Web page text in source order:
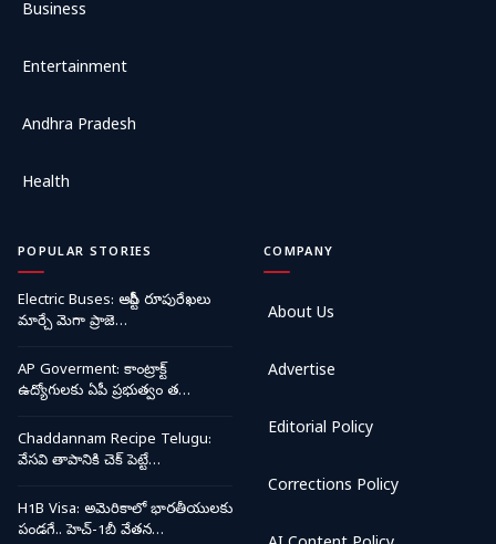
Business
Entertainment
Andhra Pradesh
Health
POPULAR STORIES
Electric Buses: ఆర్టీసీ రూపురేఖలు
మార్చే మెగా ప్రాజె…
AP Goverment: కాంట్రాక్ట్
ఉద్యోగులకు ఏపీ ప్రభుత్వం త…
Chaddannam Recipe Telugu:
వేసవి తాపానికి చెక్ పెట్టే…
H1B Visa: అమెరికాలో భారతీయులకు
పండగే.. హెచ్-1బీ వేతన…
COMPANY
About Us
Advertise
Editorial Policy
Corrections Policy